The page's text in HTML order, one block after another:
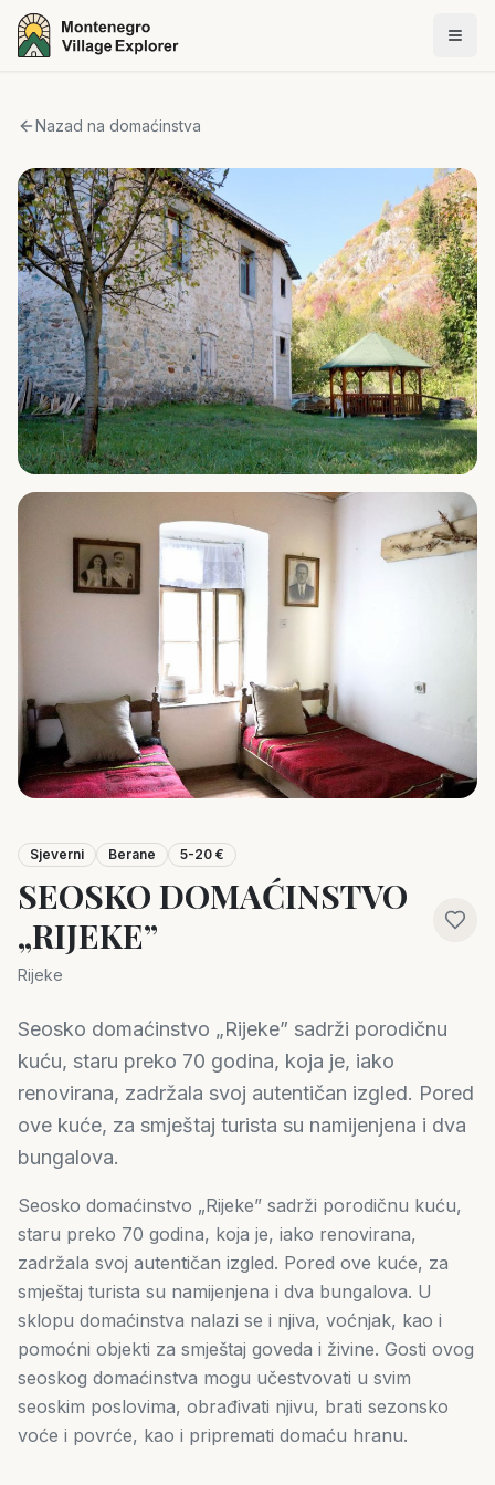
Nazad na domaćinstva
Sjeverni Berane 5-20 €
SEOSKO DOMAĆINSTVO
„RIJEKE”
Rijeke
Seosko domaćinstvo „Rijeke” sadrži porodičnu
kuću, staru preko 70 godina, koja je, iako
renovirana, zadržala svoj autentičan izgled. Pored
ove kuće, za smještaj turista su namijenjena i dva
bungalova.
Seosko domaćinstvo „Rijeke” sadrži porodičnu kuću,
staru preko 70 godina, koja je, iako renovirana,
zadržala svoj autentičan izgled. Pored ove kuće, za
smještaj turista su namijenjena i dva bungalova. U
sklopu domaćinstva nalazi se i njiva, voćnjak, kao i
pomoćni objekti za smještaj goveda i živine. Gosti ovog
seoskog domaćinstva mogu učestvovati u svim
seoskim poslovima, obrađivati njivu, brati sezonsko
voće i povrće, kao i pripremati domaću hranu.